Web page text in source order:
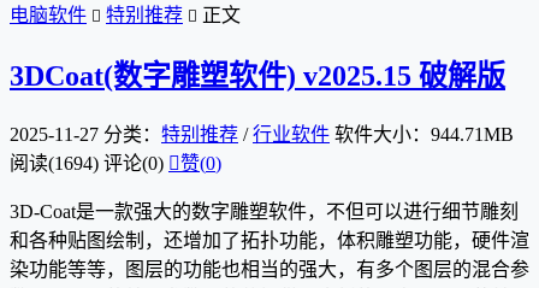
电脑软件  特别推荐  正文
3DCoat(数字雕塑软件) v2025.15 破解版
2025-11-27 分类： 特别推荐 /行业软件 软件大小：944.71MB
阅读(1694) 评论(0) 赞(0)
3D-Coat是一款强大的数字雕塑软件，不但可以进行细节雕刻
和各种贴图绘制，还增加了拓扑功能，体积雕塑功能，硬件渲
染功能等等，图层的功能也相当的强大，有多个图层的混合参